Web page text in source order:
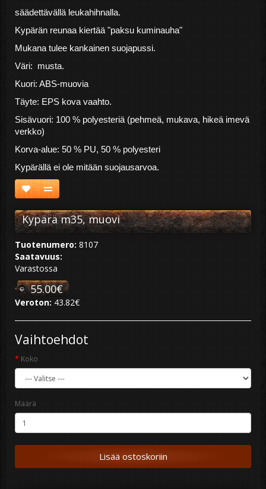
säädettävällä leukahihnalla.
Kypärän reunaa kiertää "paksu kuminauha"
Mukana tulee kankainen suojapussi.
Väri: musta.
Kuori: ABS-muovia
Täyte: EPS kova vaahto.
Sisävuori: 100 % polyesteriä (pehmeä, mukava, hikeä imevä
verkko)
Korva-alue: 50 % PU, 50 % polyesteri
Kypärällä ei ole mitään suojausarvoa.
Kypärä m35, muovi
Tuotenumero:8107
Saatavuus:
Varastossa
55.00€
Veroton:43.82€
Vaihtoehdot
Koko
Määrä
Lisää ostoskoriin